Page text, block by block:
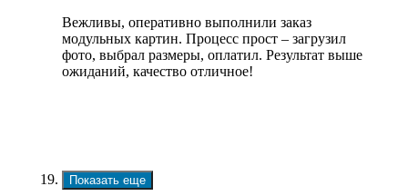
Вежливы, оперативно выполнили заказ
модульных картин. Процесс прост – загрузил
фото, выбрал размеры, оплатил. Результат выше
ожиданий, качество отличное!
Показать еще